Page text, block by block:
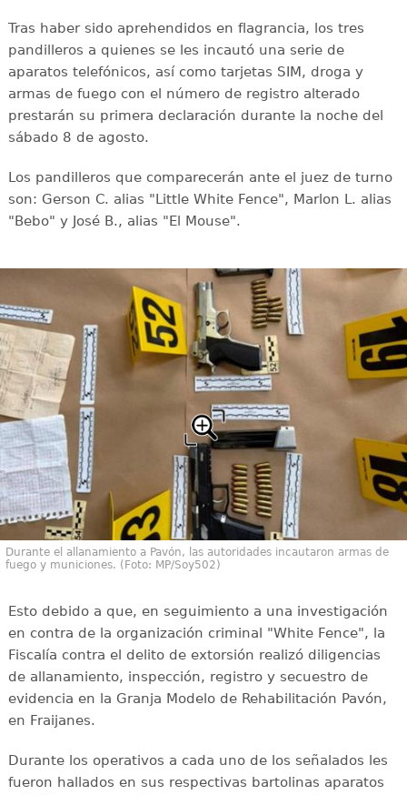
Tras haber sido aprehendidos en flagrancia, los tres
pandilleros a quienes se les incautó una serie de
aparatos telefónicos, así como tarjetas SIM, droga y
armas de fuego con el número de registro alterado
prestarán su primera declaración durante la noche del
sábado 8 de agosto.
Los pandilleros que comparecerán ante el juez de turno
son: Gerson C. alias "Little White Fence", Marlon L. alias
"Bebo" y José B., alias "El Mouse".
Durante el allanamiento a Pavón, las autoridades incautaron armas de
fuego y municiones. (Foto: MP/Soy502)
Esto debido a que, en seguimiento a una investigación
en contra de la organización criminal "White Fence", la
Fiscalía contra el delito de extorsión realizó diligencias
de allanamiento, inspección, registro y secuestro de
evidencia en la Granja Modelo de Rehabilitación Pavón,
en Fraijanes.
Durante los operativos a cada uno de los señalados les
fueron hallados en sus respectivas bartolinas aparatos